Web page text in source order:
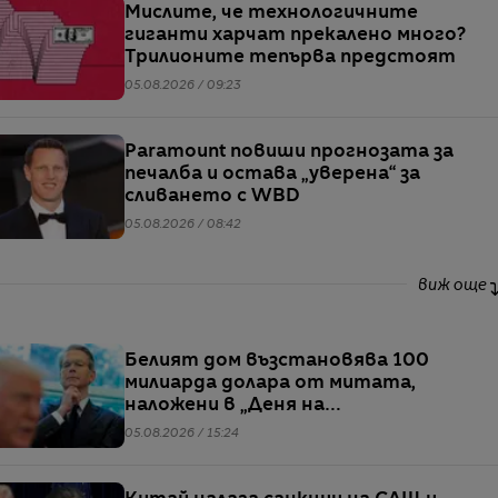
Мислите, че технологичните
гиганти харчат прекалено много?
Трилионите тепърва предстоят
05.08.2026 / 09:23
Paramount повиши прогнозата за
печалба и остава „уверена“ за
сливането с WBD
05.08.2026 / 08:42
виж още
Белият дом възстановява 100
милиарда долара от митата,
наложени в „Деня на
освобождението“
05.08.2026 / 15:24